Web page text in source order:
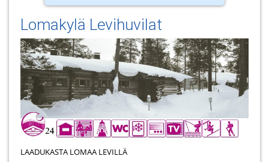
Lomakylä Levihuvilat
LAADUKASTA LOMAA LEVILLÄ